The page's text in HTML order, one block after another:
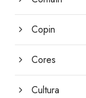
Copin
Cores
Cultura